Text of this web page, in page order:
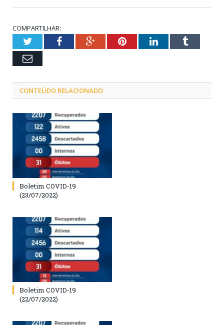
COMPARTILHAR:
TwitterFacebookGoogle+PinterestLinkedInTumblr
Email
CONTEÚDO RELACIONADO
Boletim COVID-19
(23/07/2022)
Boletim COVID-19
(22/07/2022)